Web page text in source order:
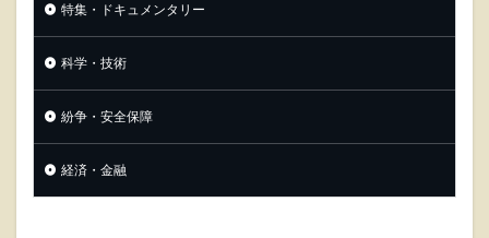
特集・ドキュメンタリー
科学・技術
紛争・安全保障
経済・金融